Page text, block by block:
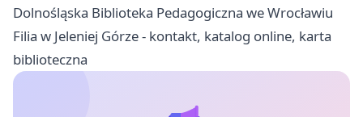
Dolnośląska Biblioteka Pedagogiczna we Wrocławiu
Filia w Jeleniej Górze - kontakt, katalog online, karta
biblioteczna